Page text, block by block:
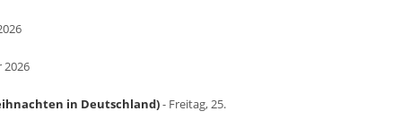
2026
in Deutschland)- Freitag, 25.